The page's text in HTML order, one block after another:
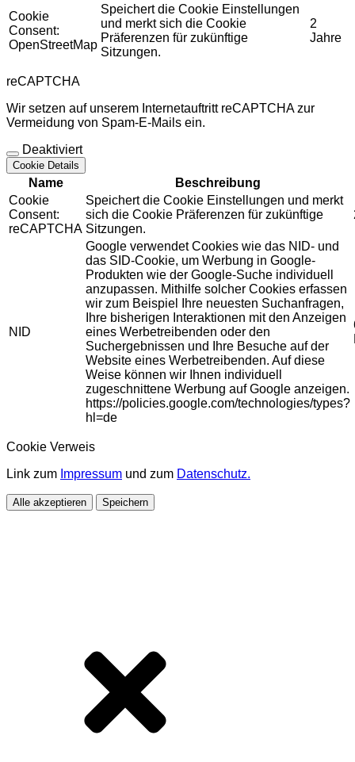
Cookie
Consent:
OpenStreetMap
Speichert die Cookie Einstellungen
und merkt sich die Cookie
Präferenzen für zukünftige
Sitzungen.
2
Jahre
reCAPTCHA
Wir setzen auf unserem Internetauftritt reCAPTCHA zur
Vermeidung von Spam-E-Mails ein.
Deaktiviert
Cookie Details
Name
Beschreibung
Cookie
Consent:
reCAPTCHA
Speichert die Cookie Einstellungen und merkt
sich die Cookie Präferenzen für zukünftige
Sitzungen.
NID
Google verwendet Cookies wie das NID- und
das SID-Cookie, um Werbung in Google-
Produkten wie der Google-Suche individuell
anzupassen. Mithilfe solcher Cookies erfassen
wir zum Beispiel Ihre neuesten Suchanfragen,
Ihre bisherigen Interaktionen mit den Anzeigen
eines Werbetreibenden oder den
Suchergebnissen und Ihre Besuche auf der
Website eines Werbetreibenden. Auf diese
Weise können wir Ihnen individuell
zugeschnittene Werbung auf Google anzeigen.
https://policies.google.com/technologies/types?
hl=de
Cookie Verweis
Link zum Impressum und zum Datenschutz.
Alle akzeptieren Speichern